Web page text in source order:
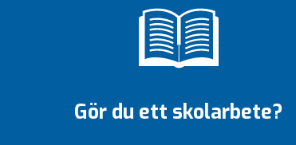
Gör du ett skolarbete?